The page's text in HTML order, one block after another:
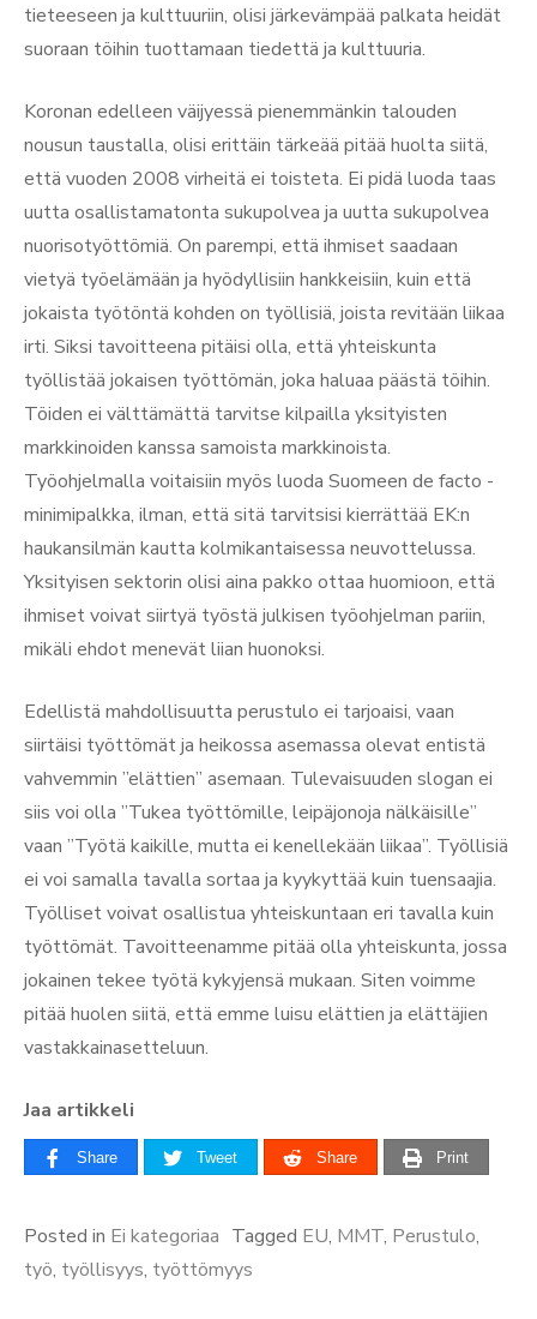
tieteeseen ja kulttuuriin, olisi järkevämpää palkata heidät
suoraan töihin tuottamaan tiedettä ja kulttuuria.
Koronan edelleen väijyessä pienemmänkin talouden
nousun taustalla, olisi erittäin tärkeää pitää huolta siitä,
että vuoden 2008 virheitä ei toisteta. Ei pidä luoda taas
uutta osallistamatonta sukupolvea ja uutta sukupolvea
nuorisotyöttömiä. On parempi, että ihmiset saadaan
vietyä työelämään ja hyödyllisiin hankkeisiin, kuin että
jokaista työtöntä kohden on työllisiä, joista revitään liikaa
irti. Siksi tavoitteena pitäisi olla, että yhteiskunta
työllistää jokaisen työttömän, joka haluaa päästä töihin.
Töiden ei välttämättä tarvitse kilpailla yksityisten
markkinoiden kanssa samoista markkinoista.
Työohjelmalla voitaisiin myös luoda Suomeen de facto -
minimipalkka, ilman, että sitä tarvitsisi kierrättää EK:n
haukansilmän kautta kolmikantaisessa neuvottelussa.
Yksityisen sektorin olisi aina pakko ottaa huomioon, että
ihmiset voivat siirtyä työstä julkisen työohjelman pariin,
mikäli ehdot menevät liian huonoksi.
Edellistä mahdollisuutta perustulo ei tarjoaisi, vaan
siirtäisi työttömät ja heikossa asemassa olevat entistä
vahvemmin ”elättien” asemaan. Tulevaisuuden slogan ei
siis voi olla ”Tukea työttömille, leipäjonoja nälkäisille”
vaan ”Työtä kaikille, mutta ei kenellekään liikaa”. Työllisiä
ei voi samalla tavalla sortaa ja kyykyttää kuin tuensaajia.
Työlliset voivat osallistua yhteiskuntaan eri tavalla kuin
työttömät. Tavoitteenamme pitää olla yhteiskunta, jossa
jokainen tekee työtä kykyjensä mukaan. Siten voimme
pitää huolen siitä, että emme luisu elättien ja elättäjien
vastakkainasetteluun.
Jaa artikkeli
Share Tweet Share Print
Posted in Ei kategoriaa Tagged EU, MMT, Perustulo,
työ, työllisyys, työttömyys